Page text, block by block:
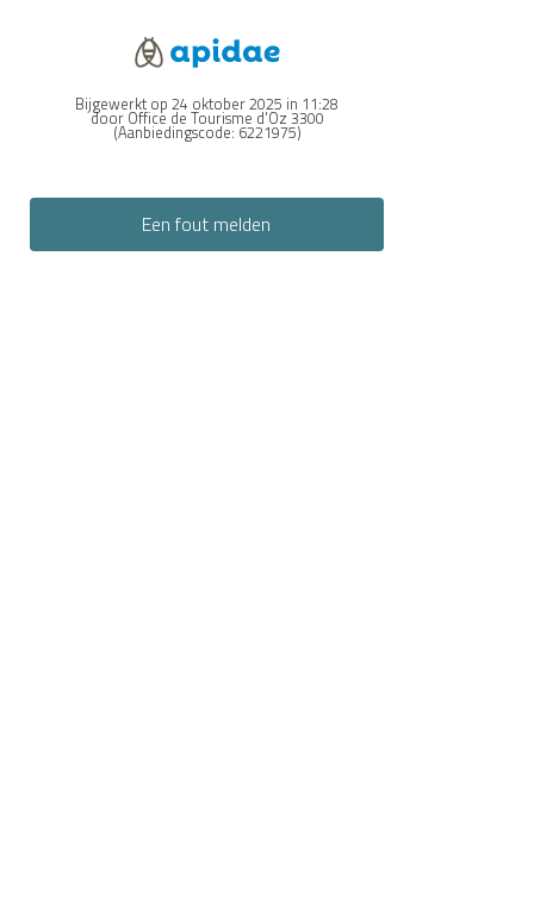
Bijgewerkt op 24 oktober 2025 in 11:28
door Office de Tourisme d'Oz 3300
(Aanbiedingscode:6221975)
Een fout melden